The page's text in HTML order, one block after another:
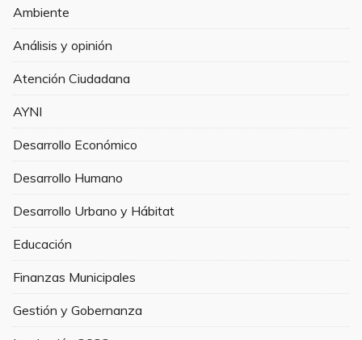
Ambiente
Análisis y opinión
Atención Ciudadana
AYNI
Desarrollo Económico
Desarrollo Humano
Desarrollo Urbano y Hábitat
Educación
Finanzas Municipales
Gestión y Gobernanza